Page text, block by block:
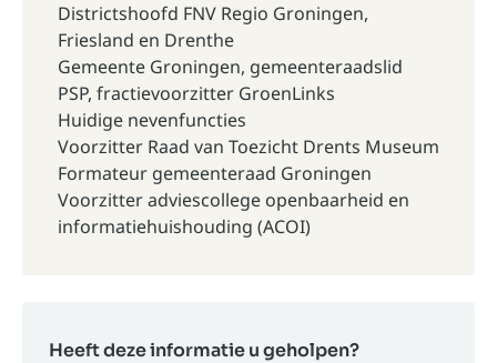
Districtshoofd FNV Regio Groningen,
Friesland en Drenthe
Gemeente Groningen, gemeenteraadslid
PSP, fractievoorzitter GroenLinks
Huidige nevenfuncties
Voorzitter Raad van Toezicht Drents Museum
Formateur gemeenteraad Groningen
Voorzitter adviescollege openbaarheid en
informatiehuishouding (ACOI)
Heeft deze informatie u geholpen?